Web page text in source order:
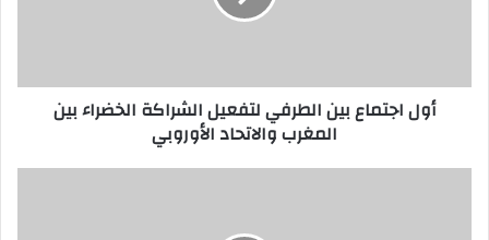
أول اجتماع بين الطرفي لتفعيل الشراكة الخضراء بين
المغرب والاتحاد الأوروبي